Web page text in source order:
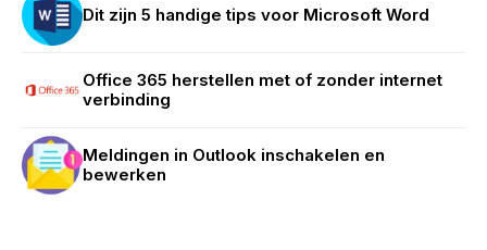
Dit zijn 5 handige tips voor Microsoft Word
Office 365 herstellen met of zonder internet
verbinding
Meldingen in Outlook inschakelen en
bewerken